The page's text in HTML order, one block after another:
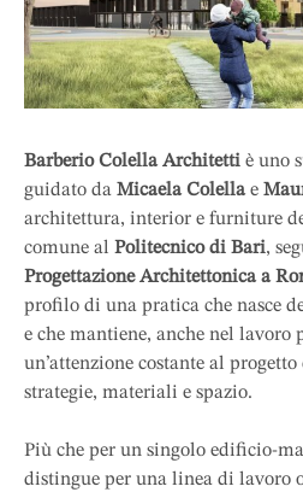
Barberio Colella Architetti è uno
guidato da Micaela Colellae
architettura, interior e furniture
comune al Politecnico di Bari,
Progettazione Architettonica a
profilo di una pratica che nasce
e che mantiene, anche nel lavoro
un’attenzione costante al
strategie, materiali e spazio.
Più che per un singolo edificio-
distingue per una linea di lavoro